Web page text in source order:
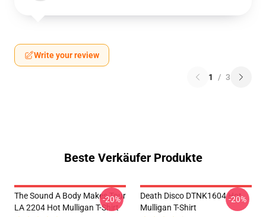
Write your review
1 / 3
Beste Verkäufer Produkte
The Sound A Body Makes Tour
LA 2204 Hot Mulligan T-Shirt
-20%
Death Disco DTNK1604 Hot
Mulligan T-Shirt
-20%